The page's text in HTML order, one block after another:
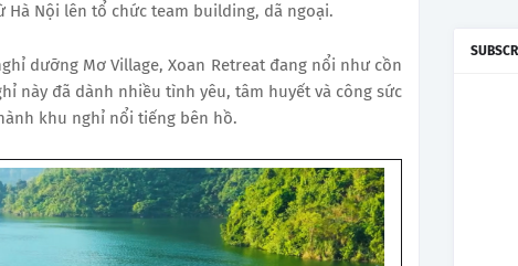
Hà Nội lên tổ chức team building, dã ngoại.
dưỡng Mơ Village, Xoan Retreat đang nổi như cồn
này đã dành nhiều tình yêu, tâm huyết và công sức
khu nghỉ nổi tiếng bên hồ.